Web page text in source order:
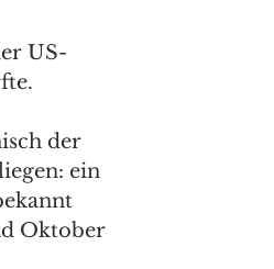
US-
der
ein
Oktober